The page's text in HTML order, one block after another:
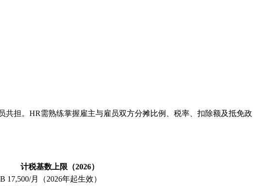
担。HR需熟练掌握雇主与雇员双方分摊比例、税率、扣除额及抵免政
计税基数上限（2026）
17,500/月（2026年起生效）